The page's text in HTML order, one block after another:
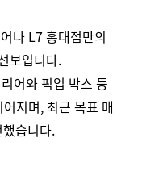
나 L7 홍대점만의
보입니다.
어와 픽업 박스 등
지며, 최근 목표 매
습니다.